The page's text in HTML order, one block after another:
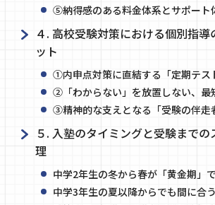
⑤納得感のある料金体系とサポート
４. 高校受験対策における個別指導
ット
①内申点対策に直結する「定期テス
②「わからない」を放置しない、最
③精神的な支えとなる「受験の伴走
５. 入塾のタイミングと受験までの
理
中学2年生の冬から春が「黄金期」
中学3年生の夏以降からでも間に合